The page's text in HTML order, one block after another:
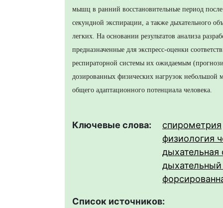
мышц в ранний восстановительные период
секундной экспирации, а также дыхательного
легких. На основании результатов анализа
предназначенные для экспресс-оценки
респираторной системы их ожидаемым
дозированных физических нагрузок
общего адаптационного потенциала человека.
Ключевые слова:
спирометрия
физиология
дыхательная
Список источников: